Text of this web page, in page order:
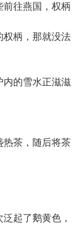
往燕国，权柄
权柄，那就没法
的雪水正滋滋
茶，随后将茶
起了鹅黄色，